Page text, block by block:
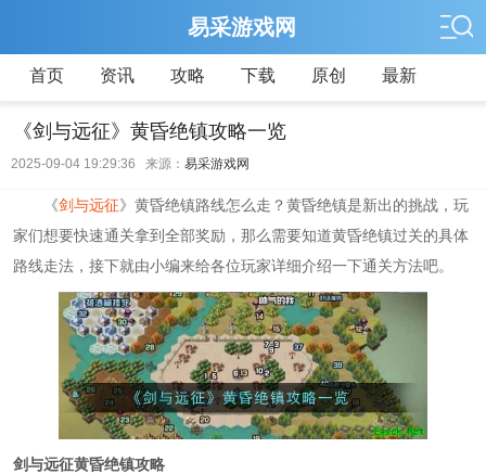
易采游戏网
首页 资讯 攻略 下载 原创 最新
《剑与远征》黄昏绝镇攻略一览
2025-09-04 19:29:36 来源： 易采游戏网
《剑与远征》黄昏绝镇路线怎么走？黄昏绝镇是新出的挑战，玩
家们想要快速通关拿到全部奖励，那么需要知道黄昏绝镇过关的具体
路线走法，接下就由小编来给各位玩家详细介绍一下通关方法吧。
剑与远征黄昏绝镇攻略